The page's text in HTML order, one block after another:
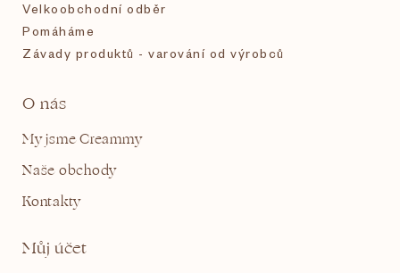
Velkoobchodní odběr
Pomáháme
Závady produktů - varování od výrobců
O nás
My jsme Creammy
Naše obchody
Kontakty
Můj účet